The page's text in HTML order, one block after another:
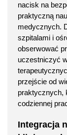
nacisk na
praktyczną
medycznych.
szpitalami i
obserwować
uczestniczyć
przejście od
praktycznych,
codziennej
Integracja